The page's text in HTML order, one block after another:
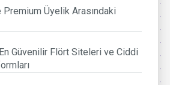
Üyelik Arasındaki
Güvenilir Flört Siteleri ve Ciddi